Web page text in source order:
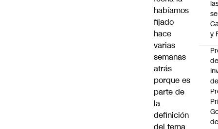
habíamos
fijado
hace
varias
semanas
atrás
porque es
parte de
la
definición
y
de